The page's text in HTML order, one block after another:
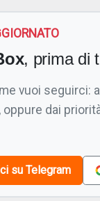
, prima di
vuoi seguirci:
oppure dai
su Telegram